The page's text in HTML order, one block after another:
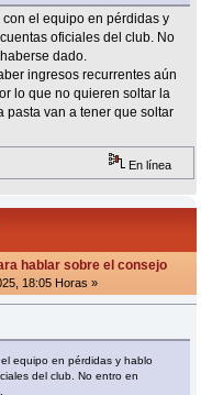
el equipo en pérdidas y
oficiales del club. No
dado.
ingresos recurrentes aún
lo que no quieren soltar la
pasta van a tener que soltar
En línea
hablar sobre el consejo
18:05 Horas »
equipo en pérdidas y hablo
del club. No entro en